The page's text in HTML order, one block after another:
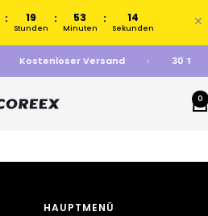
: 19
Stunden
: 53
Minuten
: 14
Sekunden
Kostenloser Versand 30
0
HAUPTMENÜ